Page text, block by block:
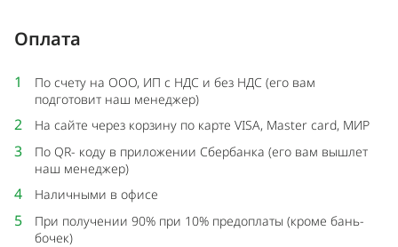
Оплата
1
По счету на ООО, ИП с НДС и без НДС (его вам
подготовит наш менеджер)
2 На сайте через корзину по карте VISA, Master card, МИР
3
По QR- коду в приложении Сбербанка (его вам вышлет
наш менеджер)
4 Наличными в офисе
5
При получении 90% при 10% предоплаты (кроме бань-
бочек)